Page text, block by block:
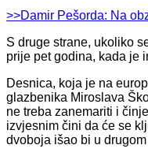
>>Damir Pešorda: Na
S druge strane, ukoliko
prije pet godina, kada je
Desnica, koja je na
glazbenika Miroslava
ne treba zanemariti i
izvjesnim čini da će se
dvoboja išao bi u